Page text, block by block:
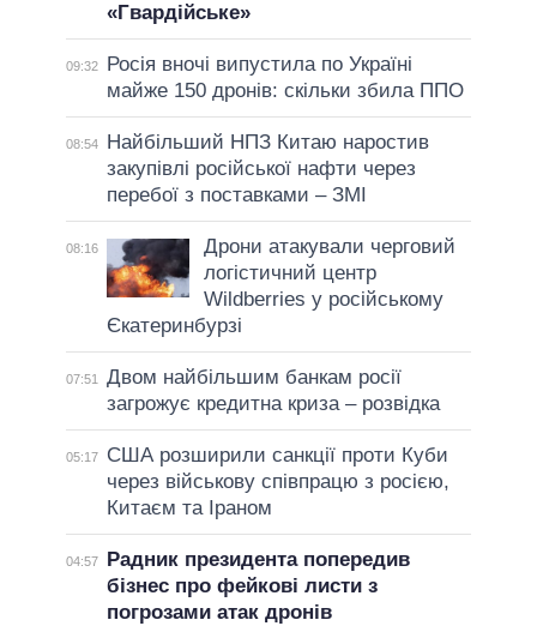
«Гвардійське»
09:32
Росія вночі випустила по Україні
майже 150 дронів: скільки збила ППО
08:54
Найбільший НПЗ Китаю наростив
закупівлі російської нафти через
перебої з поставками – ЗМІ
08:16
Дрони атакували черговий
логістичний центр
Wildberries у російському
Єкатеринбурзі
07:51
Двом найбільшим банкам росії
загрожує кредитна криза – розвідка
05:17
США розширили санкції проти Куби
через військову співпрацю з росією,
Китаєм та Іраном
04:57
Радник президента попередив
бізнес про фейкові листи з
погрозами атак дронів